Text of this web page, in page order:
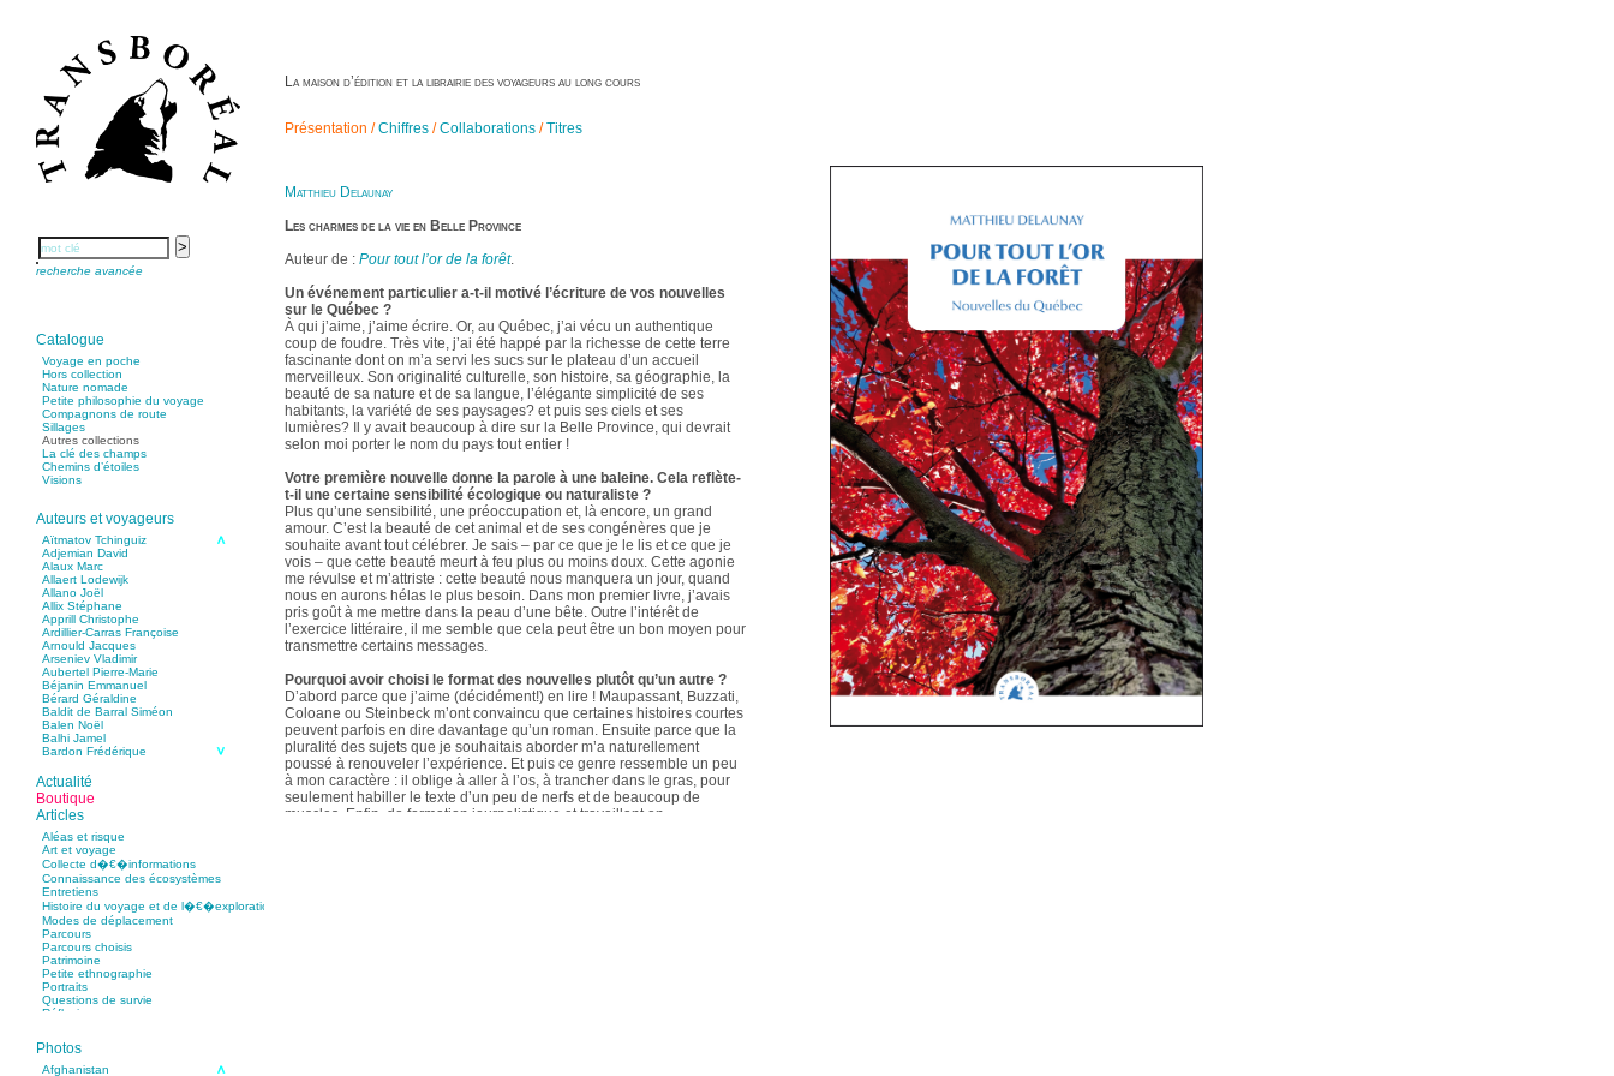
recherche avancée
Catalogue
Voyage en poche
Hors collection
Nature nomade
Petite philosophie du voyage
Compagnons de route
Sillages
Autres collections
La clé des champs
Chemins d’étoiles
Visions
Auteurs et voyageurs
Aïtmatov Tchinguiz
Adjemian David
Alaux Marc
Allaert Lodewijk
Allano Joël
Allix Stéphane
Apprill Christophe
Ardillier-Carras Françoise
Arnould Jacques
Arseniev Vladimir
Aubertel Pierre-Marie
Béjanin Emmanuel
Bérard Géraldine
Baldit de Barral Siméon
Balen Noël
Balhi Jamel
Bardon Frédérique
Bastide Fabien
Baudin Julie
Baujard Jacques
Bazin Sylvain
Bellanger Marc
Bellec Hervé
Belleville Régis
Benestar Géraldine
Benoist Yann
Bertrand Jordane
Bertrandy Antoine
Bezsonov Youri
Bideau Michel-Cosme
Billard Yannick
Blanchet Anne-Lise
Bluntzer Christophe
Bobin Mathieu
Boch Anne-Laure
Boch Julie
Boillot Henri
Bonnem Éric
Boudart Jean-Louis
Actualité
Boutique
Articles
Aléas et risque
Art et voyage
Collecte d�€�informations
Connaissance des écosystèmes
Entretiens
Histoire du voyage et de l�€�exploration
Modes de déplacement
Parcours
Parcours choisis
Patrimoine
Petite ethnographie
Portraits
Questions de survie
Réflexions
Photos
Afghanistan
La maison d’édition et la librairie des voyageurs au long cours
Présentation /Chiffres /Collaborations /Titres
Matthieu Delaunay
Les charmes de la vie en Belle Province
Auteur de : Pour tout l’or de la forêt.
Un événement particulier a-t-il motivé l’écriture de vos nouvelles
sur le Québec ?
À qui j’aime, j’aime écrire. Or, au Québec, j’ai vécu un authentique
coup de foudre. Très vite, j’ai été happé par la richesse de cette terre
fascinante dont on m’a servi les sucs sur le plateau d’un accueil
merveilleux. Son originalité culturelle, son histoire, sa géographie, la
beauté de sa nature et de sa langue, l’élégante simplicité de ses
habitants, la variété de ses paysages? et puis ses ciels et ses
lumières? Il y avait beaucoup à dire sur la Belle Province, qui devrait
selon moi porter le nom du pays tout entier !
Votre première nouvelle donne la parole à une baleine. Cela reflète-
t-il une certaine sensibilité écologique ou naturaliste ?
Plus qu’une sensibilité, une préoccupation et, là encore, un grand
amour. C’est la beauté de cet animal et de ses congénères que je
souhaite avant tout célébrer. Je sais – par ce que je le lis et ce que je
vois – que cette beauté meurt à feu plus ou moins doux. Cette agonie
me révulse et m’attriste : cette beauté nous manquera un jour, quand
nous en aurons hélas le plus besoin. Dans mon premier livre, j’avais
pris goût à me mettre dans la peau d’une bête. Outre l’intérêt de
l’exercice littéraire, il me semble que cela peut être un bon moyen pour
transmettre certains messages.
Pourquoi avoir choisi le format des nouvelles plutôt qu’un autre ?
D’abord parce que j’aime (décidément!) en lire ! Maupassant, Buzzati,
Coloane ou Steinbeck m’ont convaincu que certaines histoires courtes
peuvent parfois en dire davantage qu’un roman. Ensuite parce que la
pluralité des sujets que je souhaitais aborder m’a naturellement
poussé à renouveler l’expérience. Et puis ce genre ressemble un peu
à mon caractère : il oblige à aller à l’os, à trancher dans le gras, pour
seulement habiller le texte d’un peu de nerfs et de beaucoup de
muscles. Enfin, de formation journalistique et travaillant en